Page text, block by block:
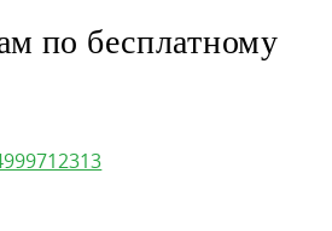
по бесплатному